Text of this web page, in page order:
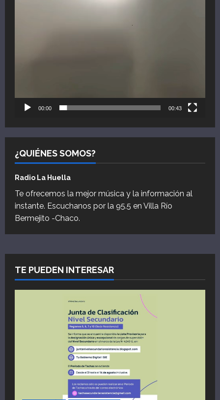
00:00 00:43
¿QUIÉNES SOMOS?
Radio La Huella
Te ofrecemos la mejor música y la información al
instante. Escuchanos por la 95.5 en Villa Río
Bermejito -Chaco.
TE PUEDEN INTERESAR